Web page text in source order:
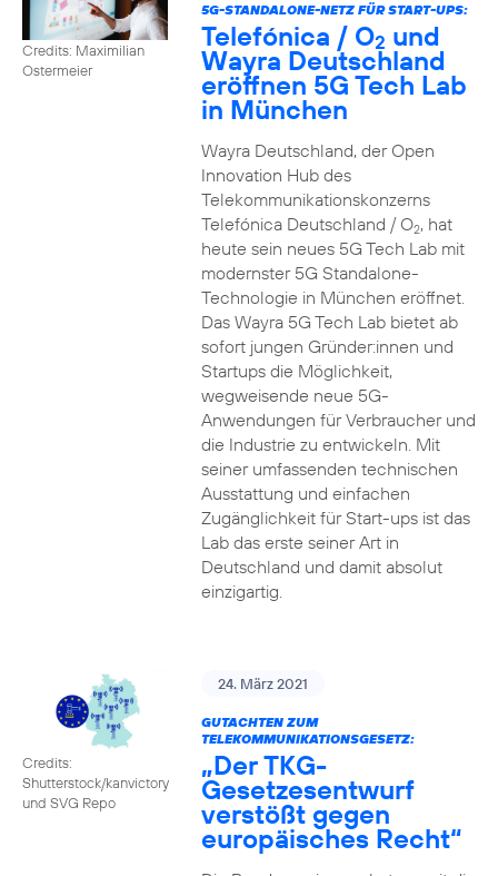
Credits: Maximilian
Ostermeier
5G-STANDALONE-NETZ FÜR START-UPS:
Telefónica / O2 und
Wayra Deutschland
eröffnen 5G Tech Lab
in München
Wayra Deutschland, der Open
Innovation Hub des
Telekommunikationskonzerns
Telefónica Deutschland / O2, hat
heute sein neues 5G Tech Lab mit
modernster 5G Standalone-
Technologie in München eröffnet.
Das Wayra 5G Tech Lab bietet ab
sofort jungen Gründer:innen und
Startups die Möglichkeit,
wegweisende neue 5G-
Anwendungen für Verbraucher und
die Industrie zu entwickeln. Mit
seiner umfassenden technischen
Ausstattung und einfachen
Zugänglichkeit für Start-ups ist das
Lab das erste seiner Art in
Deutschland und damit absolut
einzigartig.
Credits:
Shutterstock/kanvictory
und SVG Repo
24. März 2021
GUTACHTEN ZUM
TELEKOMMUNIKATIONSGESETZ:
„Der TKG-
Gesetzesentwurf
verstößt gegen
europäisches Recht“